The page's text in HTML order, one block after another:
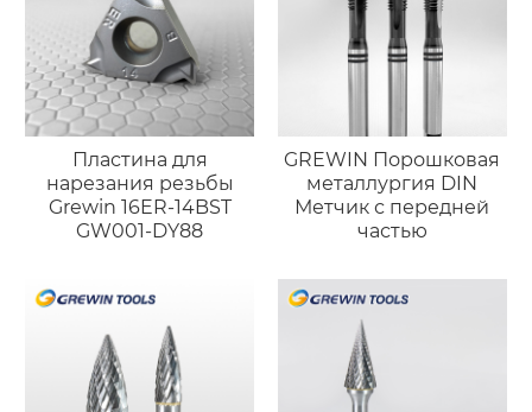
Пластина для
нарезания резьбы
Grewin 16ER-14BST
GW001-DY88
GREWIN Порошковая
металлургия DIN
Метчик с передней
частью